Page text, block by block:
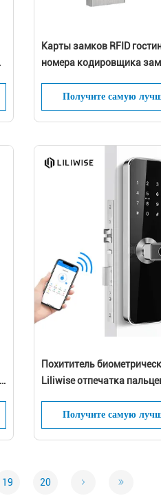
Карты замков RFID
номера кодировщика
Получите самую
Похититель
Liliwise отпечатка
Получите самую
19 20